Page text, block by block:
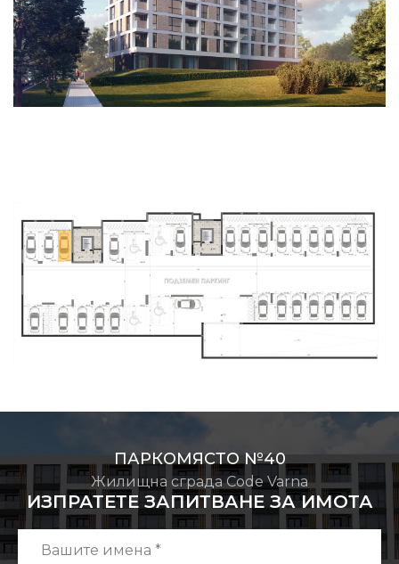
ПАРКОМЯСТО №40
Жилищна сграда Code Varna
ИЗПРАТЕТЕ ЗАПИТВАНЕ ЗА ИМОТА